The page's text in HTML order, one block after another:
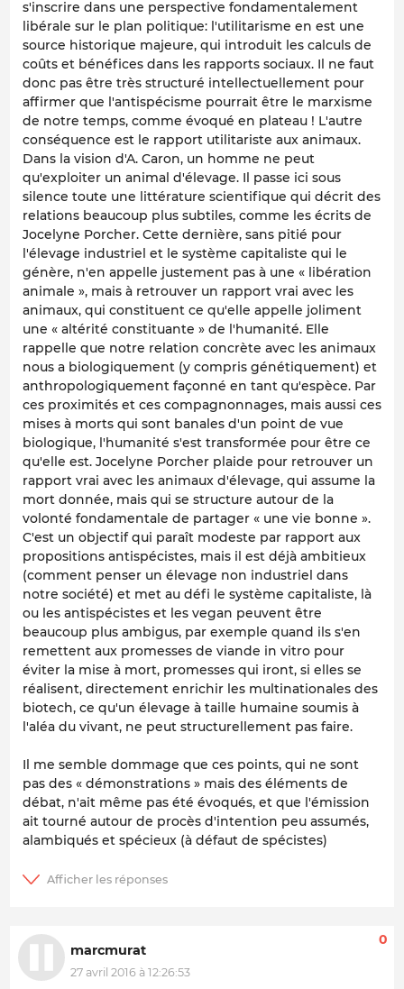
s'inscrire dans une perspective fondamentalement
libérale sur le plan politique: l'utilitarisme en est une
source historique majeure, qui introduit les calculs de
coûts et bénéfices dans les rapports sociaux. Il ne faut
donc pas être très structuré intellectuellement pour
affirmer que l'antispécisme pourrait être le marxisme
de notre temps, comme évoqué en plateau ! L'autre
conséquence est le rapport utilitariste aux animaux.
Dans la vision d'A. Caron, un homme ne peut
qu'exploiter un animal d'élevage. Il passe ici sous
silence toute une littérature scientifique qui décrit des
relations beaucoup plus subtiles, comme les écrits de
Jocelyne Porcher. Cette dernière, sans pitié pour
l'élevage industriel et le système capitaliste qui le
génère, n'en appelle justement pas à une « libération
animale », mais à retrouver un rapport vrai avec les
animaux, qui constituent ce qu'elle appelle joliment
une « altérité constituante » de l'humanité. Elle
rappelle que notre relation concrète avec les animaux
nous a biologiquement (y compris génétiquement) et
anthropologiquement façonné en tant qu'espèce. Par
ces proximités et ces compagnonnages, mais aussi ces
mises à morts qui sont banales d'un point de vue
biologique, l'humanité s'est transformée pour être ce
qu'elle est. Jocelyne Porcher plaide pour retrouver un
rapport vrai avec les animaux d'élevage, qui assume la
mort donnée, mais qui se structure autour de la
volonté fondamentale de partager « une vie bonne ».
C'est un objectif qui paraît modeste par rapport aux
propositions antispécistes, mais il est déjà ambitieux
(comment penser un élevage non industriel dans
notre société) et met au défi le système capitaliste, là
ou les antispécistes et les vegan peuvent être
beaucoup plus ambigus, par exemple quand ils s'en
remettent aux promesses de viande in vitro pour
éviter la mise à mort, promesses qui iront, si elles se
réalisent, directement enrichir les multinationales des
biotech, ce qu'un élevage à taille humaine soumis à
l'aléa du vivant, ne peut structurellement pas faire.
Il me semble dommage que ces points, qui ne sont
pas des « démonstrations » mais des éléments de
débat, n'ait même pas été évoqués, et que l'émission
ait tourné autour de procès d'intention peu assumés,
alambiqués et spécieux (à défaut de spécistes)
marcmurat
27 avril 2016 à 12:26:53
0